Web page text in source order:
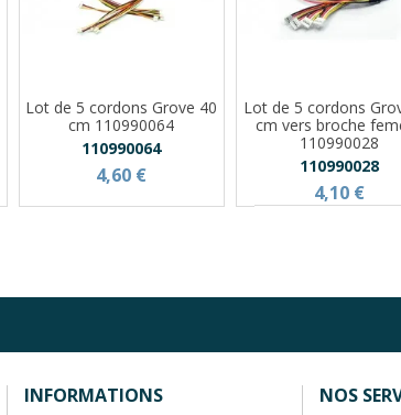
Lot de 5 cordons Grove 40
cm 110990064
110990064
4,60 €
Lot de 5 cordons
cm vers broche
110990028
110990028
4,10 €
INFORMATIONS NOS